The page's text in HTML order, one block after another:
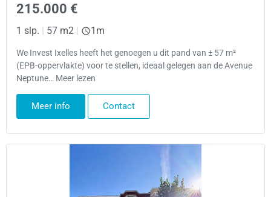
215.000 €
1 slp. | 57 m2 | 1m
We Invest Ixelles heeft het genoegen u dit pand van ± 57 m²
(EPB-oppervlakte) voor te stellen, ideaal gelegen aan de Avenue
Neptune… Meer lezen
Meer info Contact